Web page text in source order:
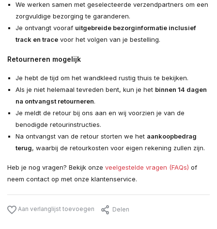
We werken samen met geselecteerde verzendpartners om een
zorgvuldige bezorging te garanderen.
Je ontvangt vooraf uitgebreide bezorginformatie inclusief
track en tracevoor het volgen van je bestelling.
Retourneren mogelijk
Je hebt de tijd om het wandkleed rustig thuis te bekijken.
Als je niet helemaal tevreden bent, kun je het binnen 14 dagen
na ontvangst retourneren.
Je meldt de retour bij ons aan en wij voorzien je van de
benodigde retourinstructies.
Na ontvangst van de retour storten we het aankoopbedrag
terug, waarbij de retourkosten voor eigen rekening zullen zijn.
Heb je nog vragen? Bekijk onze veelgestelde vragen (FAQs) of
neem contact op met onze klantenservice.
Aan verlanglijst toevoegen Delen